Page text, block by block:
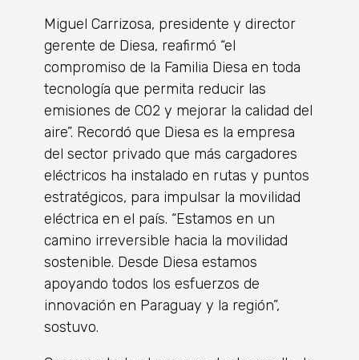
Miguel Carrizosa, presidente y director
gerente de Diesa, reafirmó “el
compromiso de la Familia Diesa en toda
tecnología que permita reducir las
emisiones de CO2 y mejorar la calidad del
aire”. Recordó que Diesa es la empresa
del sector privado que más cargadores
eléctricos ha instalado en rutas y puntos
estratégicos, para impulsar la movilidad
eléctrica en el país. “Estamos en un
camino irreversible hacia la movilidad
sostenible. Desde Diesa estamos
apoyando todos los esfuerzos de
innovación en Paraguay y la región”,
sostuvo.